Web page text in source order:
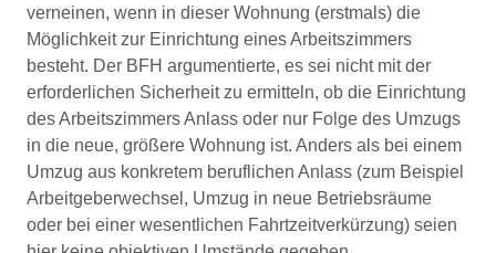
verneinen, wenn in dieser Wohnung (erstmals) die
Möglichkeit zur Einrichtung eines Arbeitszimmers
besteht. Der BFH argumentierte, es sei nicht mit der
erforderlichen Sicherheit zu ermitteln, ob die Einrichtung
des Arbeitszimmers Anlass oder nur Folge des Umzugs
in die neue, größere Wohnung ist. Anders als bei einem
Umzug aus konkretem beruflichen Anlass (zum Beispiel
Arbeitgeberwechsel, Umzug in neue Betriebsräume
oder bei einer wesentlichen Fahrtzeitverkürzung) seien